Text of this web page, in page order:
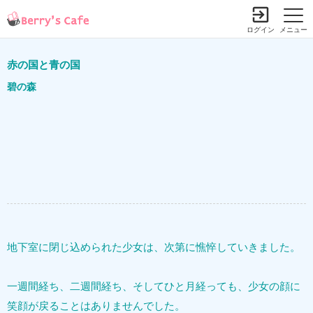
メニュー
ログイン
赤の国と青の国
碧の森
地下室に閉じ込められた少女は、次第に憔悴していきました。
一週間経ち、二週間経ち、そしてひと月経っても、少女の顔に
笑顔が戻ることはありませんでした。